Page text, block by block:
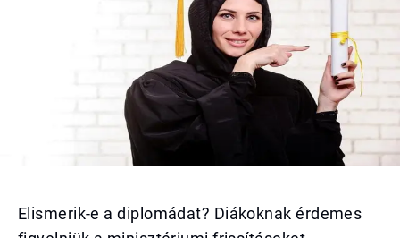
Elismerik-e a diplomádat? Diákoknak érdemes